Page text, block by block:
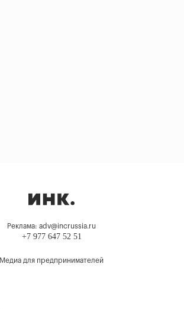
Реклама: adv@incrussia.ru
+7 977 647 52 51
Медиа для предпринимателей